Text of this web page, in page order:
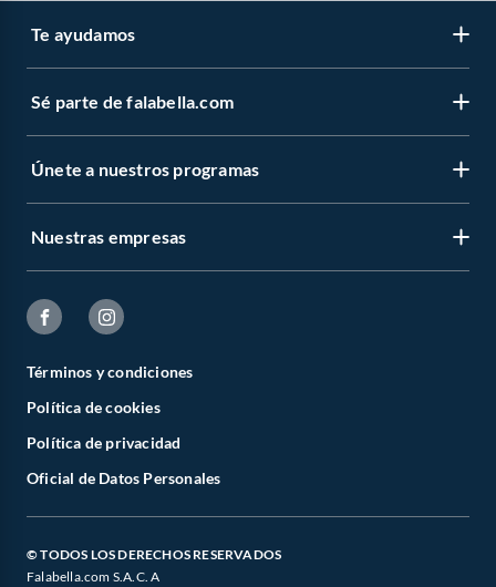
Te ayudamos
Sé parte de falabella.com
Únete a nuestros programas
Nuestras empresas
Términos y condiciones
Política de cookies
Política de privacidad
Oficial de Datos Personales
© TODOS LOS DERECHOS RESERVADOS
Falabella.com S.A.C. A